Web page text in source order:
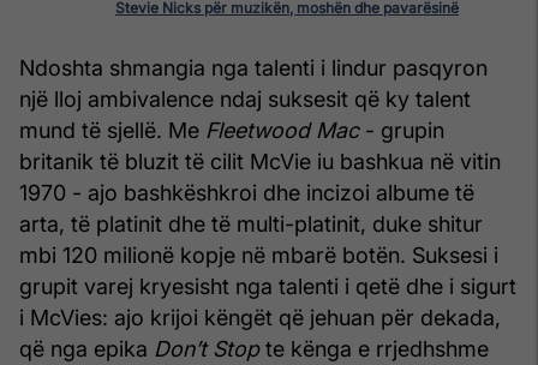
Stevie Nicks për muzikën, moshën dhe pavarësinë
Ndoshta shmangia nga talenti i lindur pasqyron
një lloj ambivalence ndaj suksesit që ky talent
mund të sjellë. Me Fleetwood Mac- grupin
britanik të bluzit të cilit McVie iu bashkua në vitin
1970 - ajo bashkëshkroi dhe incizoi albume të
arta, të platinit dhe të multi-platinit, duke shitur
mbi 120 milionë kopje në mbarë botën. Suksesi i
grupit varej kryesisht nga talenti i qetë dhe i sigurt
i McVies: ajo krijoi këngët që jehuan për dekada,
që nga epika Don’t Stopte kënga e rrjedhshme